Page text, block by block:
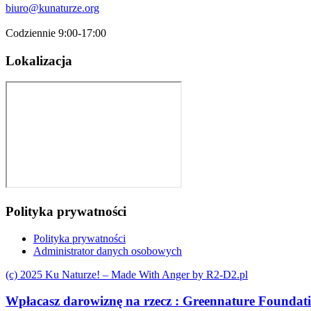
biuro@kunaturze.org
Codziennie 9:00-17:00
Lokalizacja
Polityka prywatności
Polityka prywatności
Administrator danych osobowych
(c) 2025 Ku Naturze! – Made With Anger by R2-D2.pl
Wpłacasz darowiznę na rzecz : Greennature